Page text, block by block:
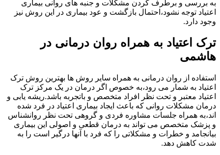
به بررسی و برطرف کردن مشکلات و جنبه های روانی بیماری
اعتیاد توجه نشود،احتمال بازگشت و عود بیماری در این روش نیز
وجود دارد.
ترک اعتیاد به همراه روان درمانی در
هاشمی
استفاده از روان درمانی به همراه سایر روش ها بهترین روش ترک
اعتیاد به شمار می رود،به خصوص اگر درمان در یک مرکز ترک
اعتیاد معتبر و تحت نظر افراد متخصص و باتجربه باشد.ریشه یابی و
درمان مشکلات روانی که باعث ایجاد بیماری اعتیاد در فرد شده
اند،به همراه جلسات مشاوره فردی و گروهی تحت نظر روانشناس
و پزشک متخصص می تواند به درمان قطعی و اصولی این بیماری
بیانجامد و خطرات و مشکلاتی را که فرد با آنها درگیر است را به
شدت کاهش دهد.